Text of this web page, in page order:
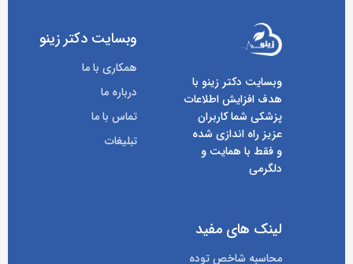
وبسایت دکتر زینو با
هدف افزایش اطلاعات
پزشکی شما کاربران
عزیز راه اندازی شده
و فقط با همایت و
دلگرمی
وبسایت دکتر زینو
همکاری با ما
درباره ما
تماس با ما
تبلیغات
لینک های مفید
محاسبه شاخص توده